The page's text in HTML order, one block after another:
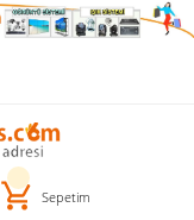
Sepetim